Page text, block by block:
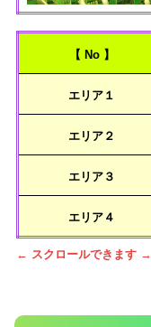
【 No 】
エリア１
エリア２
エリア３
エリア４
← スクロールできます →